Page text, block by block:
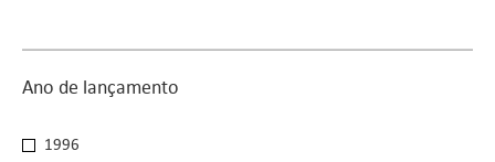
Ano de lançamento
Ano de lançamento
1996